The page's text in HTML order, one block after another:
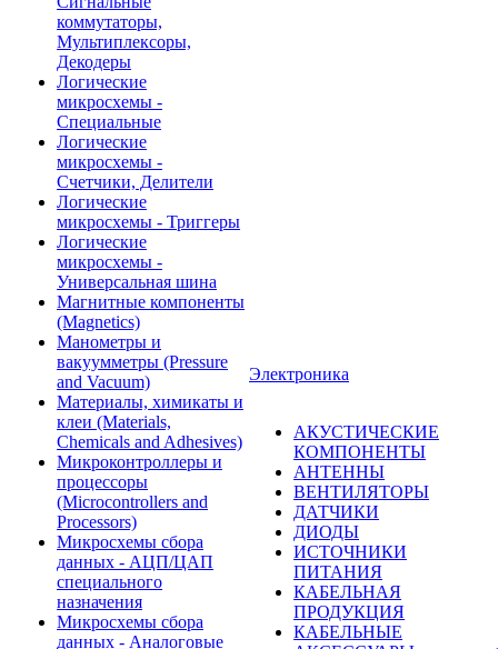
коммутаторы,
Мультиплексоры,
Декодеры
Логические
микросхемы -
Специальные
Логические
микросхемы -
Счетчики, Делители
Логические
микросхемы - Триггеры
Логические
микросхемы -
Универсальная шина
Магнитные компоненты
(Magnetics)
Манометры и
вакуумметры (Pressure
and Vacuum)
Материалы, химикаты и
клеи (Materials,
Chemicals and Adhesives)
Микроконтроллеры и
процессоры
(Microcontrollers and
Processors)
Микросхемы сбора
данных - АЦП/ЦАП
специального
назначения
Микросхемы сбора
данных - Аналоговые
Электроника
АКУСТИЧЕСКИЕ
КОМПОНЕНТЫ
АНТЕННЫ
ВЕНТИЛЯТОРЫ
ДАТЧИКИ
ДИОДЫ
ИСТОЧНИКИ
ПИТАНИЯ
КАБЕЛЬНАЯ
ПРОДУКЦИЯ
КАБЕЛЬНЫЕ